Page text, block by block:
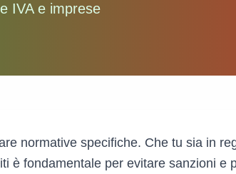
IVA e imprese
normative specifiche. Che tu sia in
è fondamentale per evitare sanzioni e